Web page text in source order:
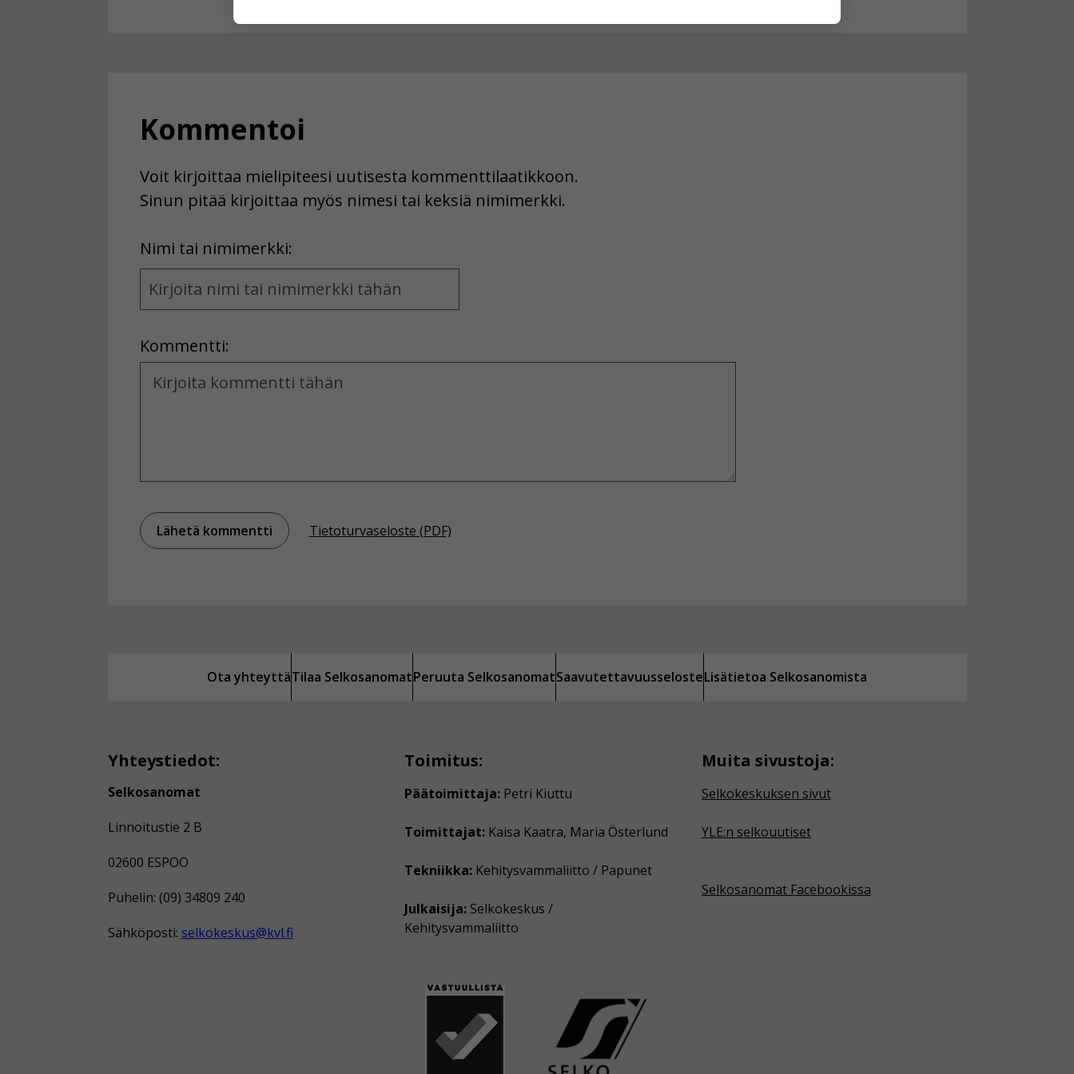
Kommentoi
Voit kirjoittaa mielipiteesi uutisesta kommenttilaatikkoon.
Sinun pitää kirjoittaa myös nimesi tai keksiä nimimerkki.
Nimi tai nimimerkki:
Name
and
Kommentti:
Kommentti
Tietoturvaseloste (PDF)
Ota yhteyttäTilaa SelkosanomatPeruuta SelkosanomatSaavutettavuusselosteLisätietoa Selkosanomista
Yhteystiedot:
Selkosanomat
Linnoitustie 2 B
02600 ESPOO
Puhelin: (09) 34809 240
Sähköposti: selkokeskus@kvl.fi
Toimitus:
Päätoimittaja: Petri Kiuttu
Toimittajat: Kaisa Kaatra, Maria Österlund
Tekniikka: Kehitysvammaliitto / Papunet
Julkaisija: Selkokeskus /
Kehitysvammaliitto
Muita sivustoja:
Selkokeskuksen sivut
YLE:n selkouutiset
Selkosanomat Facebookissa